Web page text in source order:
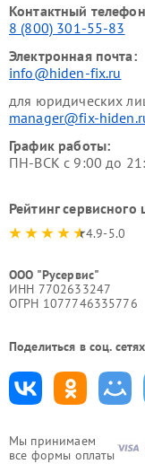
Мы принимаем
все формы оплаты
Контактный
8 (800) 301-55-83
Электронная почта:
info@hiden-fix.ru
для юридических
manager@fix-
График работы:
ПН-ВСК с 9:00 до
Рейтинг сервисного
4.9-5.0
ООО "Русервис"
ИНН 7702633247
ОГРН 1077746335776
Поделиться в соц.